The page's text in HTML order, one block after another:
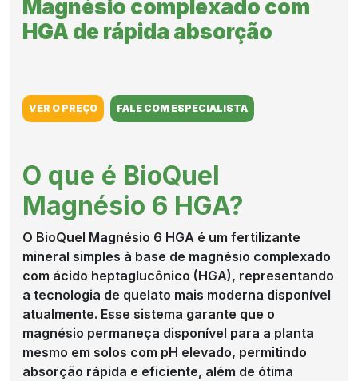
CULTIVOS
AGORA
Magnésio complexado com
HGA de rápida absorção
VER O PREÇO FALE COM ESPECIALISTA
O que é BioQuel
Magnésio 6 HGA?
O BioQuel Magnésio 6 HGA é um fertilizante
mineral simples à base de magnésio complexado
com ácido heptaglucônico (HGA), representando
a tecnologia de quelato mais moderna disponível
atualmente. Esse sistema garante que o
magnésio permaneça disponível para a planta
mesmo em solos com pH elevado, permitindo
absorção rápida e eficiente, além de ótima